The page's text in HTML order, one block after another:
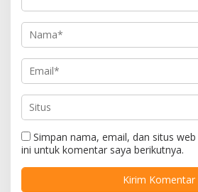
Simpan nama, email, dan situs
ini untuk komentar saya berikutnya.